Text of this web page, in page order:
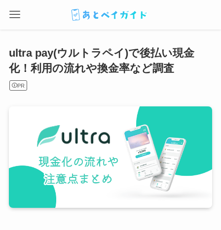
ultra pay(ウルトラペイ)で後払い現金
化！利用の流れや換金率など調査
PR